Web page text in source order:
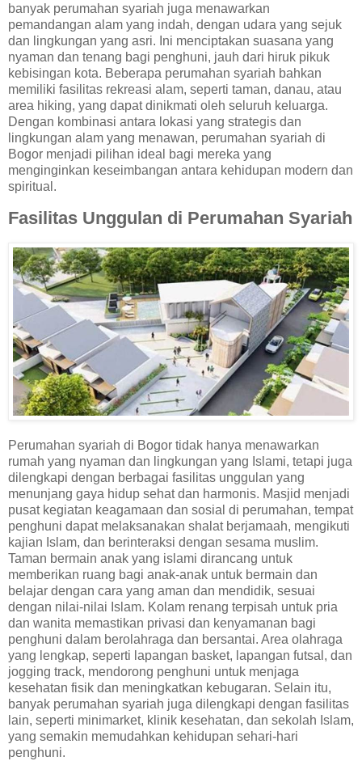
banyak perumahan syariah juga menawarkan
pemandangan alam yang indah, dengan udara yang sejuk
dan lingkungan yang asri. Ini menciptakan suasana yang
nyaman dan tenang bagi penghuni, jauh dari hiruk pikuk
kebisingan kota. Beberapa perumahan syariah bahkan
memiliki fasilitas rekreasi alam, seperti taman, danau, atau
area hiking, yang dapat dinikmati oleh seluruh keluarga.
Dengan kombinasi antara lokasi yang strategis dan
lingkungan alam yang menawan, perumahan syariah di
Bogor menjadi pilihan ideal bagi mereka yang
menginginkan keseimbangan antara kehidupan modern dan
spiritual.
Fasilitas Unggulan di Perumahan Syariah
Perumahan syariah di Bogor tidak hanya menawarkan
rumah yang nyaman dan lingkungan yang Islami, tetapi juga
dilengkapi dengan berbagai fasilitas unggulan yang
menunjang gaya hidup sehat dan harmonis. Masjid menjadi
pusat kegiatan keagamaan dan sosial di perumahan, tempat
penghuni dapat melaksanakan shalat berjamaah, mengikuti
kajian Islam, dan berinteraksi dengan sesama muslim.
Taman bermain anak yang islami dirancang untuk
memberikan ruang bagi anak-anak untuk bermain dan
belajar dengan cara yang aman dan mendidik, sesuai
dengan nilai-nilai Islam. Kolam renang terpisah untuk pria
dan wanita memastikan privasi dan kenyamanan bagi
penghuni dalam berolahraga dan bersantai. Area olahraga
yang lengkap, seperti lapangan basket, lapangan futsal, dan
jogging track, mendorong penghuni untuk menjaga
kesehatan fisik dan meningkatkan kebugaran. Selain itu,
banyak perumahan syariah juga dilengkapi dengan fasilitas
lain, seperti minimarket, klinik kesehatan, dan sekolah Islam,
yang semakin memudahkan kehidupan sehari-hari
penghuni.